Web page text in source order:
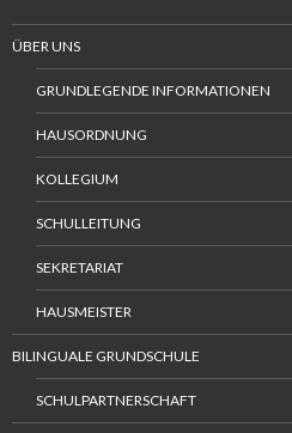
ÜBER UNS
GRUNDLEGENDE INFORMATIONEN
HAUSORDNUNG
KOLLEGIUM
SCHULLEITUNG
SEKRETARIAT
HAUSMEISTER
BILINGUALE GRUNDSCHULE
SCHULPARTNERSCHAFT